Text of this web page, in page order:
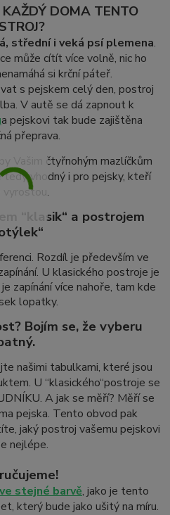
DOMA TENTO
střední i veká psí plemena.
může cítít více volně, nic ho
si krční páteř.
s pejskem celý den, postroj
V autě se dá zapnout k
a pejskovi tak bude zajištěna
přeprava.
Vašim čtyřnohým mazlíčkům
vhodný i pro pejsky, kteří
“klasik“ a postrojem
Rozdíl je především ve
U klasického postroje je
zapínání více nahoře, tam kde
lopatky.
Bojím se, že vyberu
našimi tabulkami, které jsou
U “klasického“postroje se
A jak se měří? Měří se
pejska. Tento obvod pak
jaký postroj vašemu pejskovi
nejlépe.
stejné barvě, jako je tento
který bude jako ušitý na míru.